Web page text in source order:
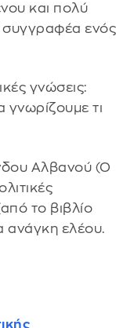
και πολύ
συγγραφέα ενός
γνώσεις:
γνωρίζουμε τι
Αλβανού (Ο
το βιβλίο
ανάγκη ελέου.